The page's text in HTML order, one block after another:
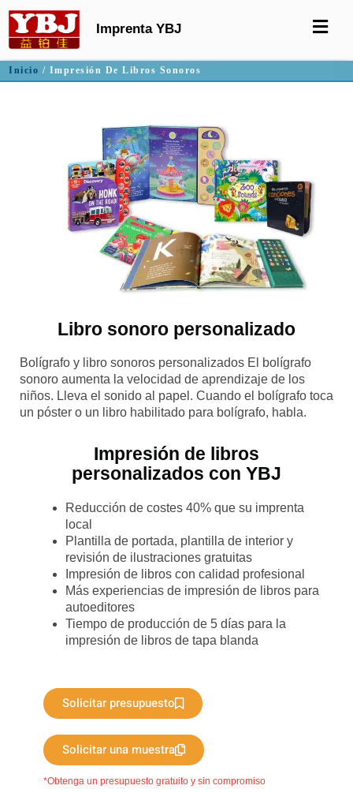
Imprenta YBJ
Inicio / Impresión De Libros Sonoros
Libro sonoro personalizado
Bolígrafo y libro sonoros personalizados El bolígrafo
sonoro aumenta la velocidad de aprendizaje de los
niños. Lleva el sonido al papel. Cuando el bolígrafo toca
un póster o un libro habilitado para bolígrafo, habla.
Impresión de libros
personalizados con YBJ
Reducción de costes 40% que su imprenta
local
Plantilla de portada, plantilla de interior y
revisión de ilustraciones gratuitas
Impresión de libros con calidad profesional
Más experiencias de impresión de libros para
autoeditores
Tiempo de producción de 5 días para la
impresión de libros de tapa blanda
Solicitar presupuesto
Solicitar una muestra
*Obtenga un presupuesto gratuito y sin compromiso